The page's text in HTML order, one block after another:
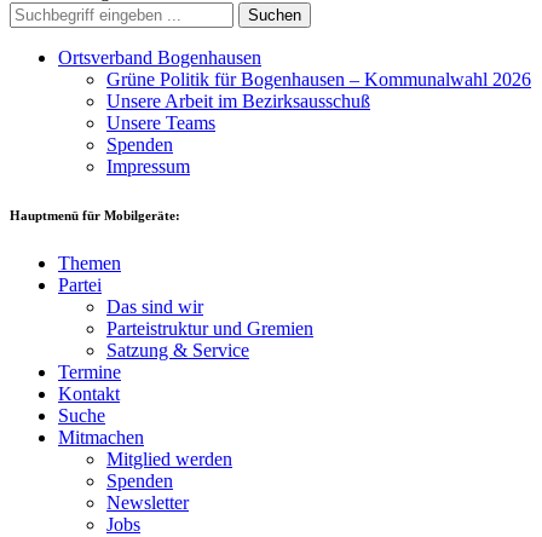
Suchen
Ortsverband Bogenhausen
Grüne Politik für Bogenhausen – Kommunalwahl 2026
Unsere Arbeit im Bezirksausschuß
Unsere Teams
Spenden
Impressum
Hauptmenü für Mobilgeräte:
Themen
Partei
Das sind wir
Parteistruktur und Gremien
Satzung & Service
Termine
Kontakt
Suche
Mitmachen
Mitglied werden
Spenden
Newsletter
Jobs